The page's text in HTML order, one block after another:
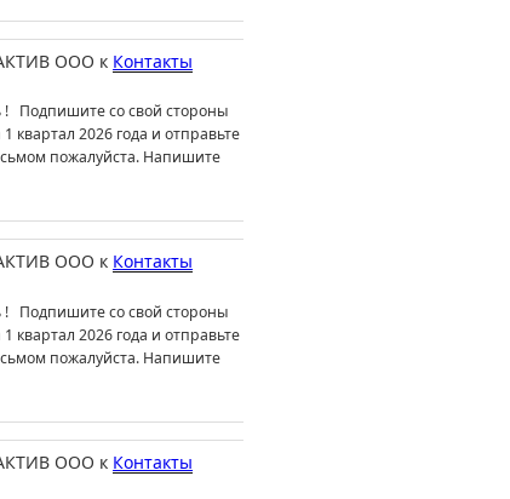
ООО к Контакты
Подпишите со свой стороны
1 квартал 2026 года и отправьте
пожалуйста. Напишите
ООО к Контакты
Подпишите со свой стороны
1 квартал 2026 года и отправьте
пожалуйста. Напишите
ООО к Контакты